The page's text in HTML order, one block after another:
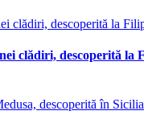
clădiri, descoperită la